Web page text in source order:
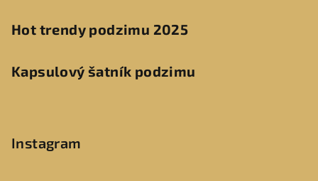
Hot trendy podzimu 2025
Kapsulový šatník podzimu
Instagram